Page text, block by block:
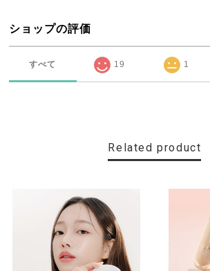
ショップの評価
すべて 19 1
Related product